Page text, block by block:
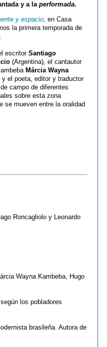
y a la performada.
y espacio, en Casa
la primera temporada de
escritor Santiago
(Argentina), el cantautor
Márcia Wayna
y el poeta, editor y traductor
campo de diferentes
sobre esta zona
se mueven entre la oralidad
Roncagliolo y Leonardo
Wayna Kambeba, Hugo
los pobladores
brasileña. Autora de